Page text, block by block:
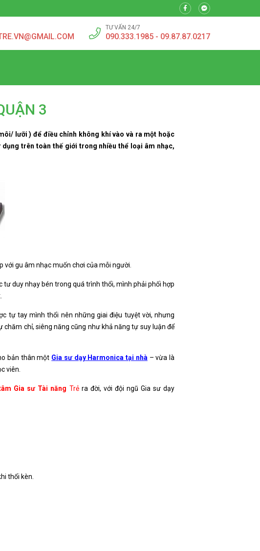
TƯ VẤN 24/7
090.333.1985 - 09.87.87.0217
3
lưỡi ) để điều chỉnh không khí vào và ra một hoặc
trên toàn thế giới trong nhiều thể loại âm nhạc,
gu âm nhạc muốn chơi của mỗi người.
duy nhạy bén trong quá trình thổi, mình phải phối hợp
tự tay mình thổi nên những giai điệu tuyệt vời, nhưng
chỉ, siêng năng cũng như khả năng tự suy luận để
bản thân một Gia sư dạy Harmonica tại nhà – vừa là
viên.
Gia sư Tài năng Trẻra đời, với đội ngũ Gia sư dạy
thổi kèn.